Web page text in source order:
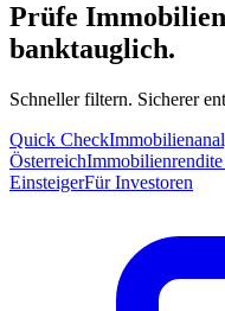
Prüfe
banktauglich.
Schneller filtern. Sicherer
Quick Check
Österreich
EinsteigerFür Investoren